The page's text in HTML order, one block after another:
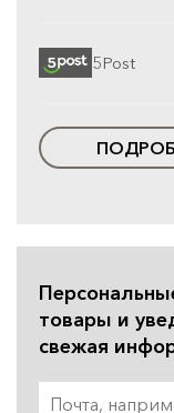
5Post
товары и
свежая